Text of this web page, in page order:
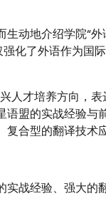
动地介绍学院“
化了外语作为国
人才培养方向，
盟的实战经验与
合型的翻译技术
战经验、强大的